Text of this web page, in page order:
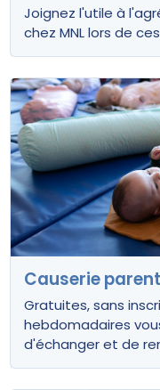
Joignez l'utile à
chez MNL lors de
Causerie
Gratuites, sans
hebdomadaires
d'échanger et de